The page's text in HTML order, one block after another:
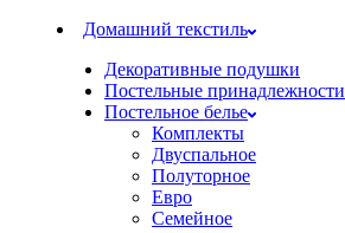
Домашний текстиль
Декоративные подушки
Постельные принадлежности
Постельное белье
Комплекты
Двуспальное
Полуторное
Евро
Семейное